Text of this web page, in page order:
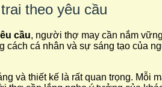
theo yêu cầu
cầu, người thợ may cần nắm
cách cá nhân và sự sáng tạo của
và thiết kế là rất quan trọng. Mỗi